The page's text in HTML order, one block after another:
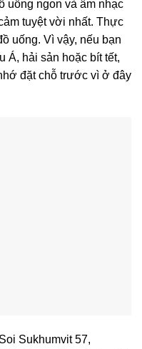
uống ngon và âm nhạc
tuyệt vời nhất. Thực
uống. Vì vậy, nếu bạn
Á, hải sản hoặc bít tết,
đặt chỗ trước vì ở đây
Sukhumvit 57,